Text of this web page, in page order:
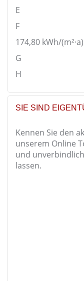
E
F
174,80 kWh/(m²·a)
G
H
SIE SIND
Kennen Sie den
unserem Online
und
lassen.